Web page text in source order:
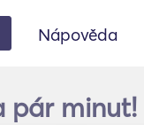
Nápověda
pár minut!